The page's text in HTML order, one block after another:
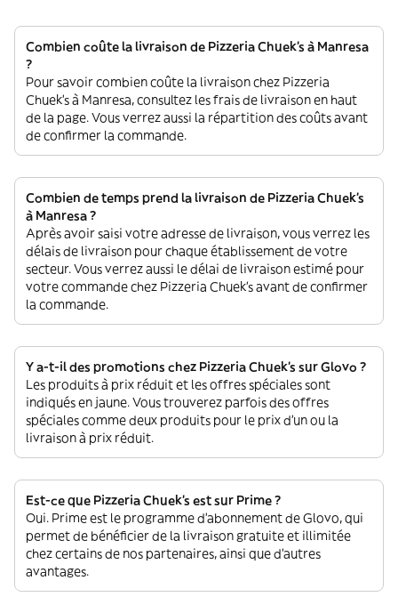
Combien coûte la livraison de Pizzeria Chuek's à Manresa
?
Pour savoir combien coûte la livraison chez Pizzeria
Chuek's à Manresa, consultez les frais de livraison en haut
de la page. Vous verrez aussi la répartition des coûts avant
de confirmer la commande.
Combien de temps prend la livraison de Pizzeria Chuek's
à Manresa ?
Après avoir saisi votre adresse de livraison, vous verrez les
délais de livraison pour chaque établissement de votre
secteur. Vous verrez aussi le délai de livraison estimé pour
votre commande chez Pizzeria Chuek's avant de confirmer
la commande.
Y a-t-il des promotions chez Pizzeria Chuek's sur Glovo ?
Les produits à prix réduit et les offres spéciales sont
indiqués en jaune. Vous trouverez parfois des offres
spéciales comme deux produits pour le prix d'un ou la
livraison à prix réduit.
Est-ce que Pizzeria Chuek's est sur Prime ?
Oui. Prime est le programme d’abonnement de Glovo, qui
permet de bénéficier de la livraison gratuite et illimitée
chez certains de nos partenaires, ainsi que d’autres
avantages.